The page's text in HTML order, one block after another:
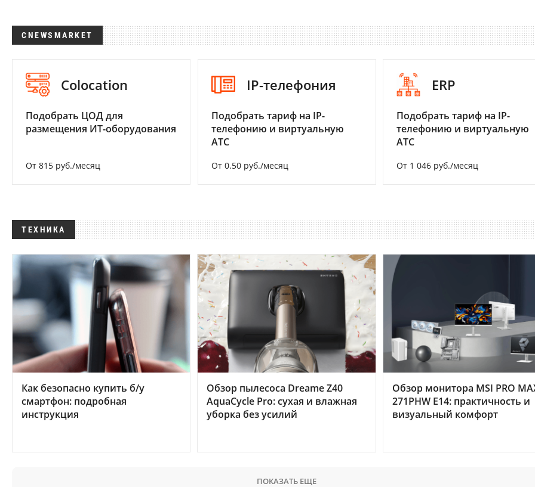
CNEWSMARKET
Colocation
Подобрать ЦОД для
размещения ИТ-оборудования
От 815 руб./месяц
IP-телефония
Подобрать тариф на IP-
телефонию и виртуальную
АТС
От 0.50 руб./месяц
ERP
Подобрать тариф на IP-
телефонию и виртуальную
АТС
От 1 046 руб./месяц
ТЕХНИКА
Как безопасно купить б/у
смартфон: подробная
инструкция
Обзор пылесоса Dreame Z40
AquaCycle Pro: сухая и влажная
уборка без усилий
Обзор монитора MSI PRO
271PHW E14: практичность и
визуальный комфорт
ПОКАЗАТЬ ЕЩЕ